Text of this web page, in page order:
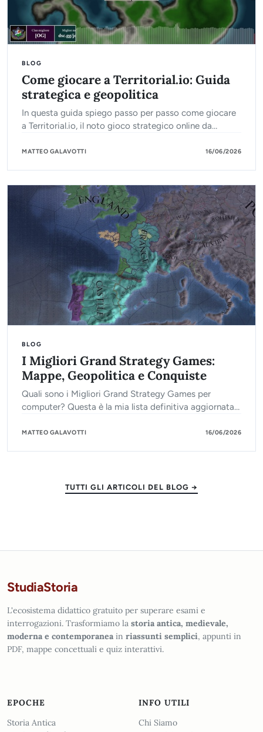
BLOG
Come giocare a Territorial.io: Guida
strategica e geopolitica
In questa guida spiego passo per passo come giocare
a Territorial.io, il noto gioco strategico online da
MATTEO GALAVOTTI 16/06/2026
BLOG
I Migliori Grand Strategy Games:
Mappe, Geopolitica e Conquiste
Quali sono i Migliori Grand Strategy Games per
computer? Questa è la mia lista definitiva aggiornata
MATTEO GALAVOTTI 16/06/2026
TUTTI GLI ARTICOLI DEL BLOG →
StudiaStoria
L'ecosistema didattico gratuito per superare esami e
interrogazioni. Trasformiamo la storia antica, medievale,
moderna e contemporanea in riassunti semplici, appunti in
PDF, mappe concettuali e quiz interattivi.
EPOCHE
Storia Antica
INFO UTILI
Chi Siamo